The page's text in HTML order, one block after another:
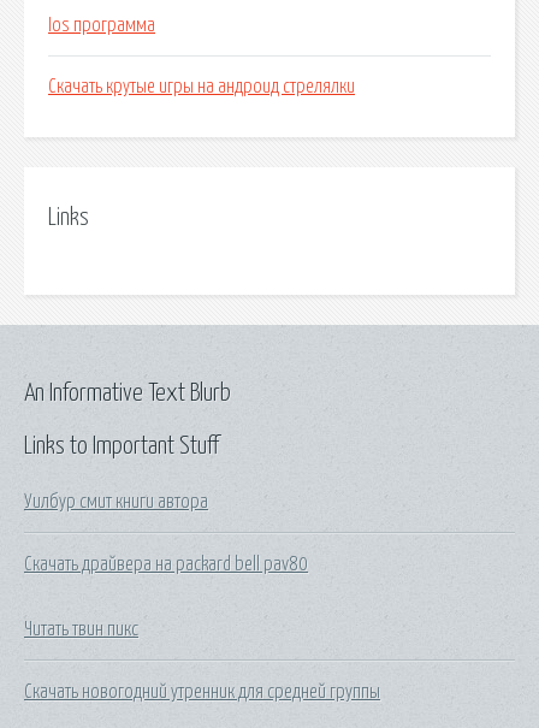
Ios программа
Скачать крутые игры на андроид стрелялки
Links
Links to Important Stuff
Уилбур смит книги автора
Скачать драйвера на packard bell pav80
Читать твин пикс
Скачать новогодний утренник для средней группы
An Informative Text Blurb